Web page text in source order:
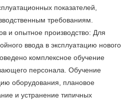
показателей,
требованиям.
и опытное производство: Для
ввода в эксплуатацию нового
комплексное обучение
персонала. Обучение
оборудования, плановое
и устранение типичных